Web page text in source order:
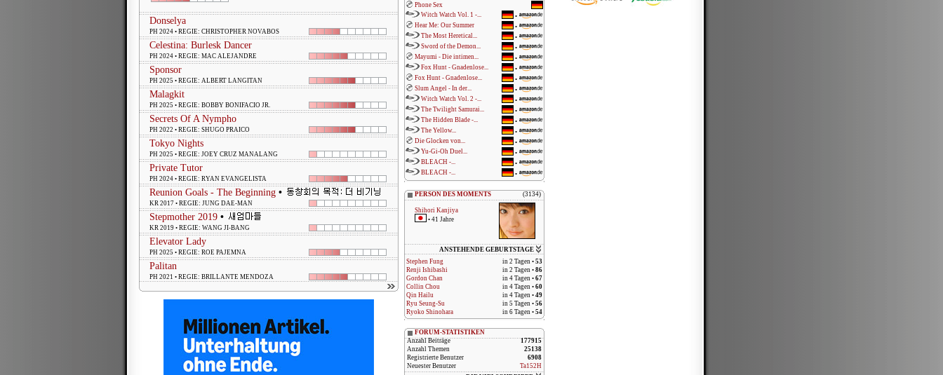
Donselya
PH 2024 • REGIE: CHRISTOPHER NOVABOS
Celestina: Burlesk Dancer
PH 2024 • REGIE: MAC ALEJANDRE
Sponsor
PH 2025 • REGIE: ALBERT LANGITAN
Malagkit
PH 2025 • REGIE: BOBBY BONIFACIO JR.
Secrets Of A Nympho
PH 2022 • REGIE: SHUGO PRAICO
Tokyo Nights
PH 2025 • REGIE: JOEY CRUZ MANALANG
Private Tutor
PH 2024 • REGIE: RYAN EVANGELISTA
Reunion Goals - The Beginning •
KR 2017 • REGIE: JUNG DAE-MAN
Stepmother 2019 •
KR 2019 • REGIE: WANG JI-BANG
Elevator Lady
PH 2025 • REGIE: ROE PAJEMNA
Palitan
PH 2021 • REGIE: BRILLANTE MENDOZA
Phone Sex
•
Witch Watch Vol. 1 -...
•
Hear Me: Our Summer
•
The Most Heretical...
•
Sword of the Demon...
•
Mayumi - Die intimen...
•
Fox Hunt - Gnadenlose...
•
Fox Hunt - Gnadenlose...
•
Slum Angel - In der...
•
Witch Watch Vol. 2 -...
•
The Twilight Samurai...
•
The Hidden Blade -...
•
The Yellow...
•
Die Glocken von...
•
Yu-Gi-Oh Duel...
•
BLEACH -...
•
BLEACH -...
(3134)
PERSON DES MOMENTS
Shihori Kanjiya
• 41 Jahre
ANSTEHENDE GEBURTSTAGE
in 2 Tagen • 53
Stephen Fung
in 2 Tagen • 86
Renji Ishibashi
in 4 Tagen • 67
Gordon Chan
in 4 Tagen • 60
Collin Chou
in 4 Tagen • 49
Qin Hailu
in 5 Tagen • 56
Ryu Seung-Su
in 6 Tagen • 54
Ryoko Shinohara
FORUM-STATISTIKEN
Anzahl Beiträge
177915
Anzahl Themen
25138
Registrierte Benutzer
6908
Neuester Benutzer
Ta152H